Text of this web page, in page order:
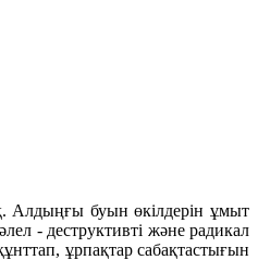
Алдыңғы буын өкілдерін ұмыт
- деструктивті және радикал
ұрпақтар сабақтастығын